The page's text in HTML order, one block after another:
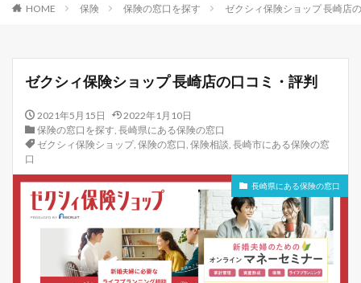
HOME 保険 保険の窓口を探す ゼクシィ保険ショップ 長崎店
ゼクシィ保険ショップ 長崎店の口コミ・評判
2021年5月15日
2022年1月10日
保険の窓口を探す, 長崎県にある保険の窓口
ゼクシィ保険ショップ, 保険の窓口, 保険相談, 長崎市にある保険の窓
口
長崎県にある保険の窓口